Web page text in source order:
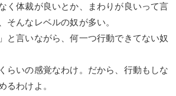
く体裁が良いとか、まわりが良いって言
そんなレベルの奴が多い。
と言いながら、何一つ行動できてない奴
らいの感覚なわけ。だから、行動もしな
るわけよ。